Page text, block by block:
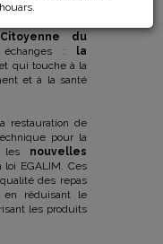
Station T, rue
du
: la
qui touche à la
et à la santé
restauration de
pour la
les nouvelles
loi EGALIM. Ces
des repas
en réduisant le
les produits